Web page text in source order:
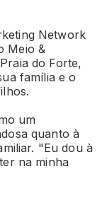
Network
Meio &
do Forte,
família e o
um
quanto à
"Eu dou à
na minha